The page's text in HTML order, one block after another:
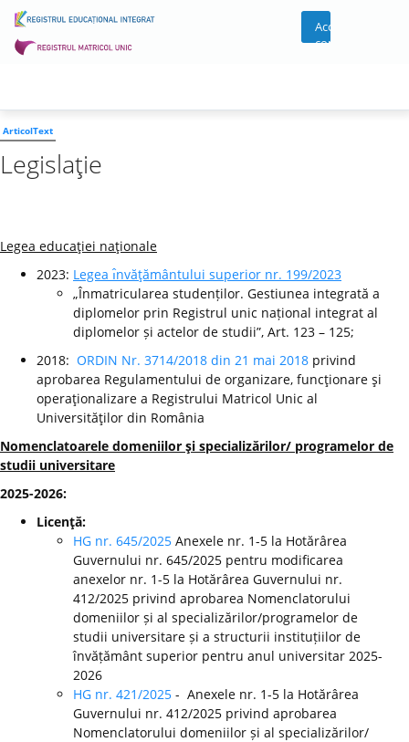
Acces
cont
ArticolText
Legislaţie
Legea educaţiei naţionale
2023: Legea ı̂nvăţământului superior nr. 199/2023
„Înmatricularea studenților. Gestiunea integrată a
diplomelor prin Registrul unic național integrat al
diplomelor și actelor de studii”, Art. 123 – 125;
2018: ORDIN Nr. 3714/2018 din 21 mai 2018 privind
aprobarea Regulamentului de organizare, funcţionare şi
operaţionalizare a Registrului Matricol Unic al
Universităţilor din România
Nomenclatoarele domeniilor şi specializărilor/ programelor de
studii universitare
2025-2026:
Licenţă:
HG nr. 645/2025 Anexele nr. 1-5 la Hotărârea
Guvernului nr. 645/2025 pentru modificarea
anexelor nr. 1-5 la Hotărârea Guvernului nr.
412/2025 privind aprobarea Nomenclatorului
domeniilor și al specializărilor/programelor de
studii universitare și a structurii instituțiilor de
învățământ superior pentru anul universitar 2025-
2026
HG nr. 421/2025 - Anexele nr. 1-5 la Hotărârea
Guvernului nr. 412/2025 privind aprobarea
Nomenclatorului domeniilor și al specializărilor/